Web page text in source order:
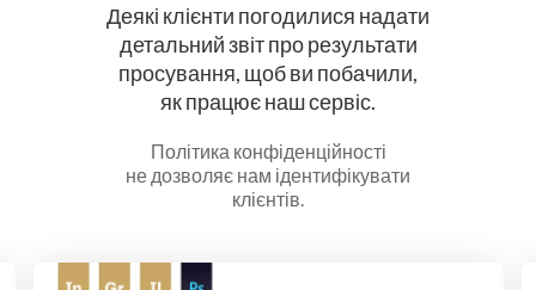
Деякі клієнти погодилися надати
детальний звіт про результати
просування, щоб ви побачили,
як працює наш сервіс.
Політика конфіденційності
не дозволяє нам ідентифікувати
клієнтів.